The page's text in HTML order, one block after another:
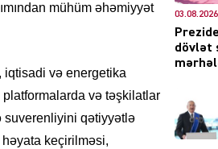
mühüm əhəmiyyət
iqtisadi və energetika
və təşkilatlar
suverenliyini qətiyyətlə
keçirilməsi,
XARİCİ
03.08.2026
dövlət